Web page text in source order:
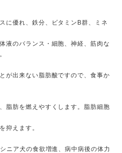
に優れ、鉄分、ビタミンB群、ミネ
液のバランス・細胞、神経、筋肉な
が出来ない脂肪酸ですので、食事か
脂肪を燃えやすくします。脂肪細胞
抑えます。
ニア犬の食欲増進、病中病後の体力